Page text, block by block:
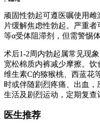
顽固性勃起可遵医嘱使用
片缓解焦虑性勃起。严重
等α受体阻滞剂，但需警惕
术后1-2周内勃起属常见现
宽松棉质内裤减少摩擦。
维生素C的猕猴桃、西蓝花
时或伴随剧烈疼痛、出血
生活及剧烈运动，定期复查
医生推荐